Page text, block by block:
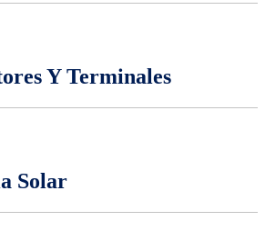
Y Terminales
Solar